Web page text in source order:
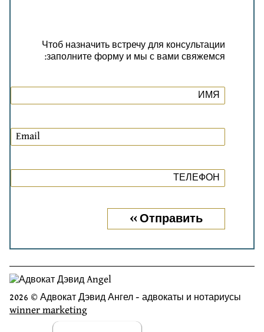
Чтоб назначить встречу для консультации
заполните форму и мы с вами свяжемся:
2026 © Адвокат Дэвид Ангел - адвокаты и нотариусы
winner marketing